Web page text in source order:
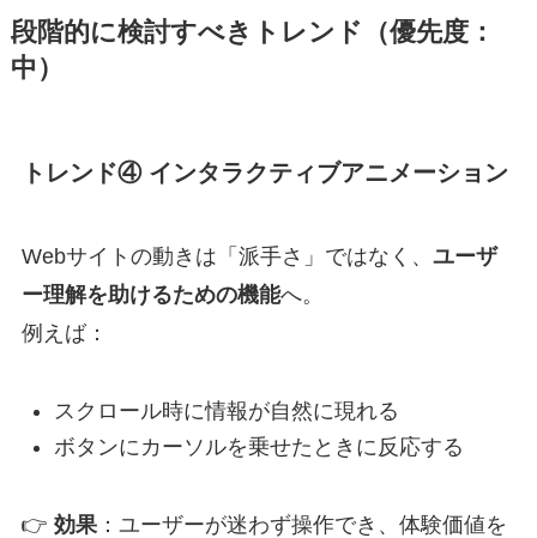
段階的に検討すべきトレンド（優先度：
中）
トレンド④ インタラクティブアニメーション
Webサイトの動きは「派手さ」ではなく、 ユーザ
ー理解を助けるための機能へ。
例えば：
スクロール時に情報が自然に現れる
ボタンにカーソルを乗せたときに反応する
👉 効果：ユーザーが迷わず操作でき、体験価値を